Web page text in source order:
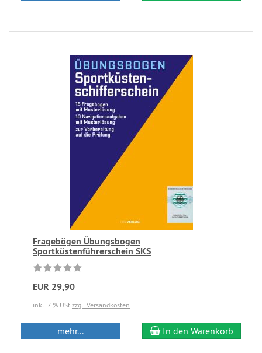
Fragebögen Übungsbogen
Sportküstenführerschein SKS
EUR 29,90
inkl. 7 % USt zzgl. Versandkosten
mehr... In den Warenkorb